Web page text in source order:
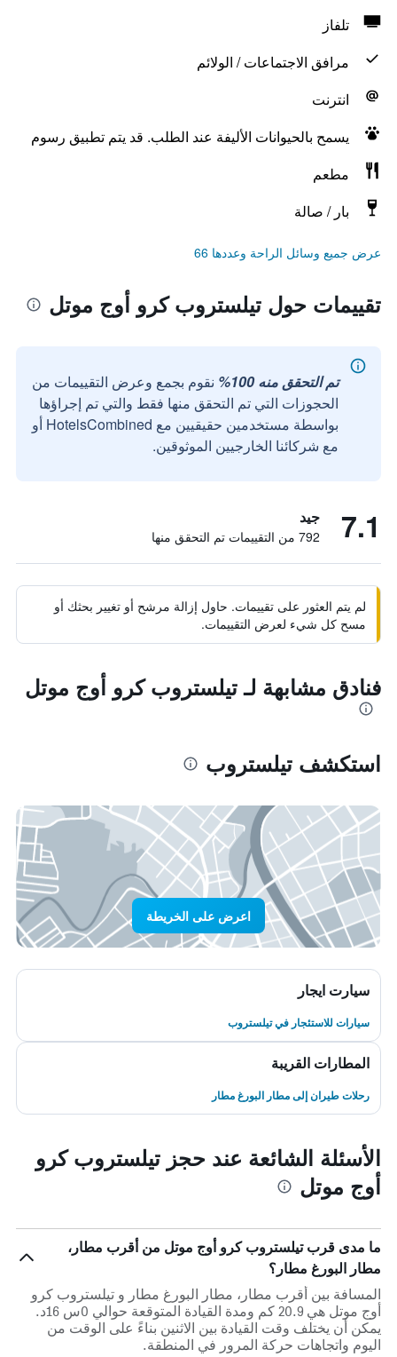
تلفاز
مرافق الاجتماعات / الولائم
انترنت
يسمح بالحيوانات الأليفة عند الطلب. قد يتم تطبيق رسوم
مطعم
بار / صالة
عرض جميع وسائل الراحة وعددها 66
تقييمات حول تيلستروب كرو أوج موتل
تم التحقق منه 100%
نقوم بجمع وعرض التقييمات من
الحجوزات التي تم التحقق منها فقط والتي تم إجراؤها
بواسطة مستخدمين حقيقيين مع HotelsCombined أو
مع شركائنا الخارجيين الموثوقين.
7.1 جيد
792 من التقييمات تم التحقق منها
لم يتم العثور على تقييمات. حاول إزالة مرشح أو تغيير بحثك أو
مسح كل شيء لعرض التقييمات.
فنادق مشابهة لـ تيلستروب كرو أوج موتل
استكشف تيلستروب
اعرض على الخريطة
سيارت ايجار
سيارات للاستئجار في تيلستروب
المطارات القريبة
رحلات طيران إلى مطار البورغ مطار
الأسئلة الشائعة عند حجز تيلستروب كرو
أوج موتل
ما مدى قرب تيلستروب كرو أوج موتل من أقرب مطار،
مطار البورغ مطار؟
المسافة بين أقرب مطار، مطار البورغ مطار و تيلستروب كرو
أوج موتل هي 20.9 كم ومدة القيادة المتوقعة حوالي 0س 16د.
يمكن أن يختلف وقت القيادة بين الاثنين بناءً على الوقت من
اليوم واتجاهات حركة المرور في المنطقة.